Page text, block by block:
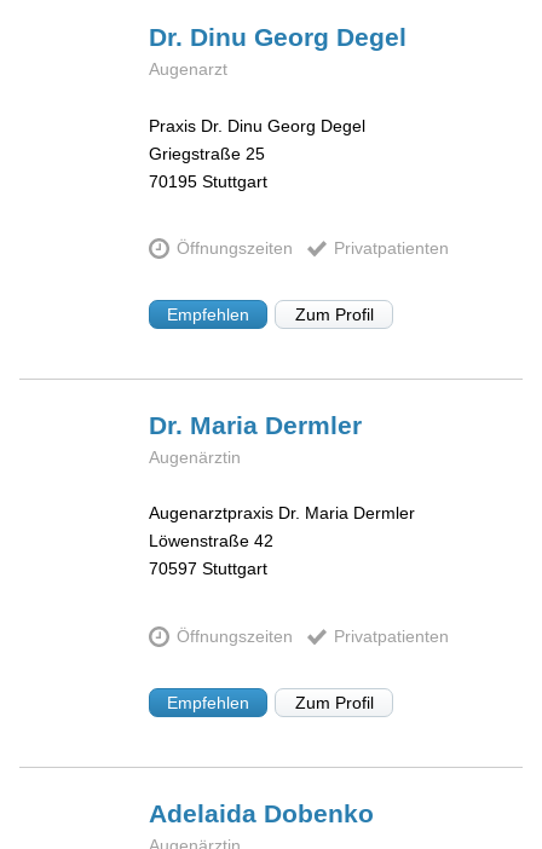
Dr. Dinu Georg Degel
Augenarzt
Praxis Dr. Dinu Georg Degel
Griegstraße 25
70195 Stuttgart
Öffnungszeiten Privatpatienten
Empfehlen Zum Profil
Dr. Maria Dermler
Augenärztin
Augenarztpraxis Dr. Maria Dermler
Löwenstraße 42
70597 Stuttgart
Öffnungszeiten Privatpatienten
Empfehlen Zum Profil
Adelaida Dobenko
Augenärztin